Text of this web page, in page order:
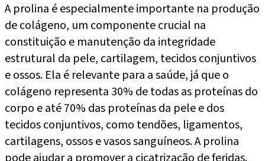
A prolina é especialmente importante na produção
de colágeno, um componente crucial na
constituição e manutenção da integridade
estrutural da pele, cartilagem, tecidos conjuntivos
e ossos. Ela é relevante para a saúde, já que o
colágeno representa 30% de todas as proteínas do
corpo e até 70% das proteínas da pele e dos
tecidos conjuntivos, como tendões, ligamentos,
cartilagens, ossos e vasos sanguíneos. A prolina